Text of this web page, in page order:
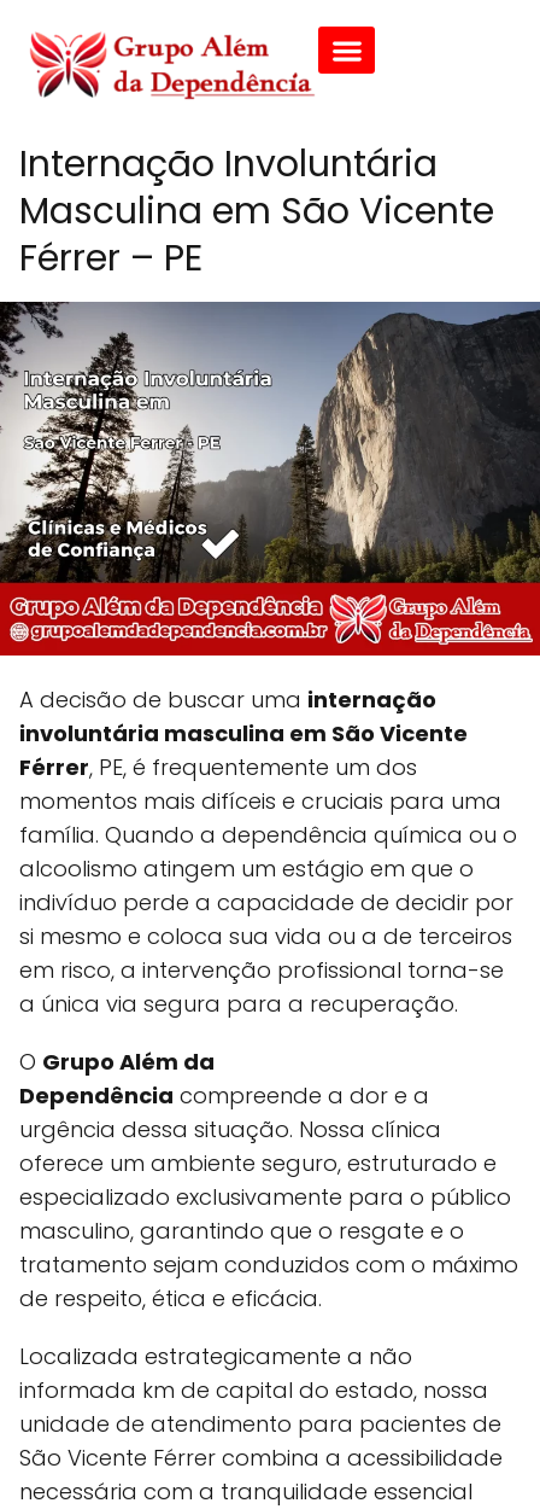
Internação Involuntária
Masculina em São Vicente
Férrer – PE
A decisão de buscar uma internação
involuntária masculina em São Vicente
Férrer, PE, é frequentemente um dos
momentos mais difíceis e cruciais para uma
família. Quando a dependência química ou o
alcoolismo atingem um estágio em que o
indivíduo perde a capacidade de decidir por
si mesmo e coloca sua vida ou a de terceiros
em risco, a intervenção profissional torna-se
a única via segura para a recuperação.
O Grupo Além da
Dependência compreende a dor e a
urgência dessa situação. Nossa clínica
oferece um ambiente seguro, estruturado e
especializado exclusivamente para o público
masculino, garantindo que o resgate e o
tratamento sejam conduzidos com o máximo
de respeito, ética e eficácia.
Localizada estrategicamente a não
informada km de capital do estado, nossa
unidade de atendimento para pacientes de
São Vicente Férrer combina a acessibilidade
necessária com a tranquilidade essencial